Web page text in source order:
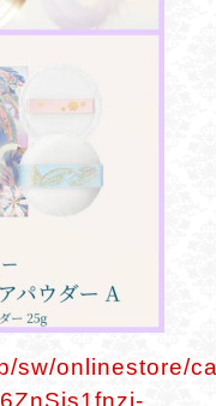
sw/onlinestore/